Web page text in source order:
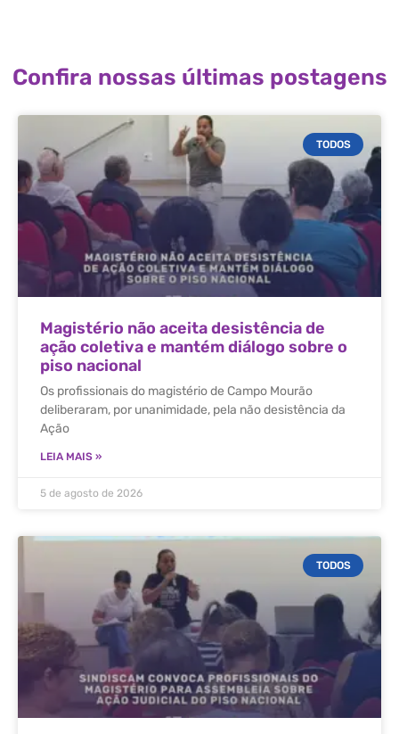
Confira nossas últimas postagens
TODOS
Magistério não aceita desistência de
ação coletiva e mantém diálogo sobre o
piso nacional
Os profissionais do magistério de Campo Mourão
deliberaram, por unanimidade, pela não desistência da
Ação
LEIA MAIS »
5 de agosto de 2026
TODOS